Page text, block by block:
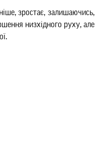
зростає, залишаючись,
низхідного руху, але